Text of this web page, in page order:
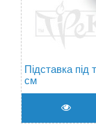
Підставка
см